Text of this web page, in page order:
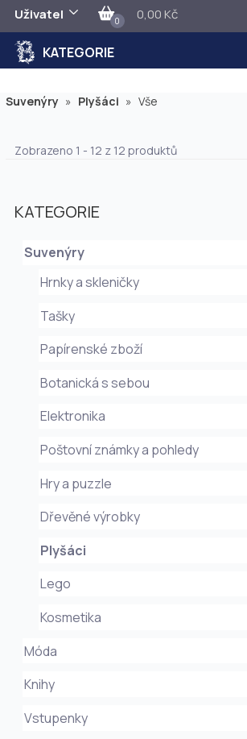
Uživatel 0 0,00 Kč
KATEGORIE
Suvenýry » Plyšáci » Vše
Zobrazeno 1 - 12 z 12 produktů
KATEGORIE
Suvenýry
Hrnky a skleničky
Tašky
Papírenské zboží
Botanická s sebou
Elektronika
Poštovní známky a pohledy
Hry a puzzle
Dřevěné výrobky
Plyšáci
Lego
Kosmetika
Móda
Knihy
Vstupenky